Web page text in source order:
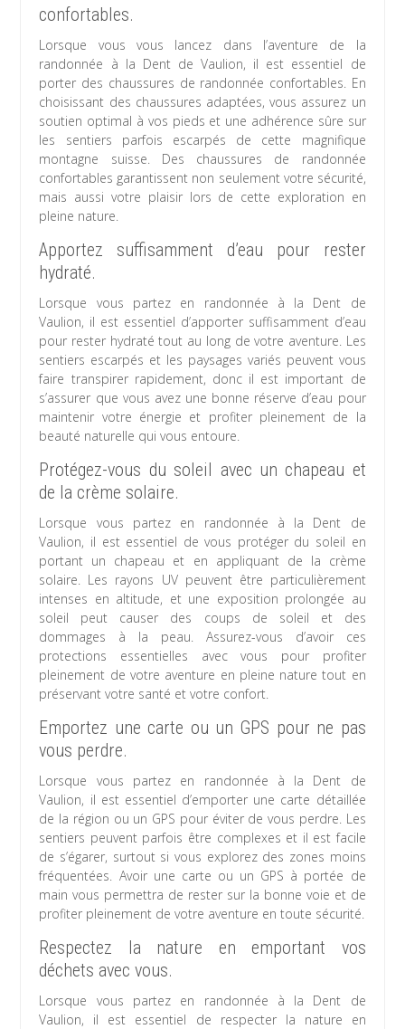
confortables.
Lorsque vous vous lancez dans l’aventure de la
randonnée à la Dent de Vaulion, il est essentiel de
porter des chaussures de randonnée confortables. En
choisissant des chaussures adaptées, vous assurez un
soutien optimal à vos pieds et une adhérence sûre sur
les sentiers parfois escarpés de cette magnifique
montagne suisse. Des chaussures de randonnée
confortables garantissent non seulement votre sécurité,
mais aussi votre plaisir lors de cette exploration en
pleine nature.
Apportez suffisamment d’eau pour rester
hydraté.
Lorsque vous partez en randonnée à la Dent de
Vaulion, il est essentiel d’apporter suffisamment d’eau
pour rester hydraté tout au long de votre aventure. Les
sentiers escarpés et les paysages variés peuvent vous
faire transpirer rapidement, donc il est important de
s’assurer que vous avez une bonne réserve d’eau pour
maintenir votre énergie et profiter pleinement de la
beauté naturelle qui vous entoure.
Protégez-vous du soleil avec un chapeau et
de la crème solaire.
Lorsque vous partez en randonnée à la Dent de
Vaulion, il est essentiel de vous protéger du soleil en
portant un chapeau et en appliquant de la crème
solaire. Les rayons UV peuvent être particulièrement
intenses en altitude, et une exposition prolongée au
soleil peut causer des coups de soleil et des
dommages à la peau. Assurez-vous d’avoir ces
protections essentielles avec vous pour profiter
pleinement de votre aventure en pleine nature tout en
préservant votre santé et votre confort.
Emportez une carte ou un GPS pour ne pas
vous perdre.
Lorsque vous partez en randonnée à la Dent de
Vaulion, il est essentiel d’emporter une carte détaillée
de la région ou un GPS pour éviter de vous perdre. Les
sentiers peuvent parfois être complexes et il est facile
de s’égarer, surtout si vous explorez des zones moins
fréquentées. Avoir une carte ou un GPS à portée de
main vous permettra de rester sur la bonne voie et de
profiter pleinement de votre aventure en toute sécurité.
Respectez la nature en emportant vos
déchets avec vous.
Lorsque vous partez en randonnée à la Dent de
Vaulion, il est essentiel de respecter la nature en